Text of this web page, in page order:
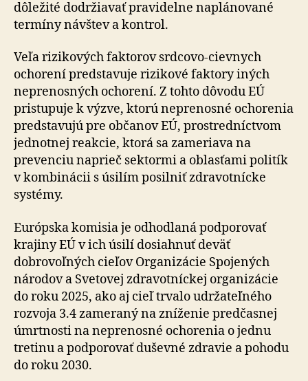
dôležité dodržiavať pravidelne naplánované
termíny návštev a kontrol.
Veľa rizikových faktorov srdcovo-cievnych
ochorení predstavuje rizikové faktory iných
neprenosných ochorení. Z tohto dôvodu EÚ
pristupuje k výzve, ktorú neprenosné ochorenia
predstavujú pre občanov EÚ, prostredníctvom
jednotnej reakcie, ktorá sa zameriava na
prevenciu naprieč sektormi a oblasťami politík
v kombinácii s úsilím posilniť zdravotnícke
systémy.
Európska komisia je odhodlaná podporovať
krajiny EÚ v ich úsilí dosiahnuť deväť
dobrovoľných cieľov Organizácie Spojených
národov a Svetovej zdravotníckej organizácie
do roku 2025, ako aj cieľ trvalo udržateľného
rozvoja 3.4 zameraný na zníženie predčasnej
úmrtnosti na neprenosné ochorenia o jednu
tretinu a podporovať duševné zdravie a pohodu
do roku 2030.